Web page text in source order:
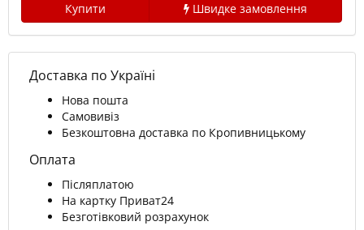
Купити
Швидке замовлення
Доставка по Україні
Нова пошта
Самовивіз
Безкоштовна доставка по Кропивницькому
Оплата
Післяплатою
На картку Приват24
Безготівковий розрахунок